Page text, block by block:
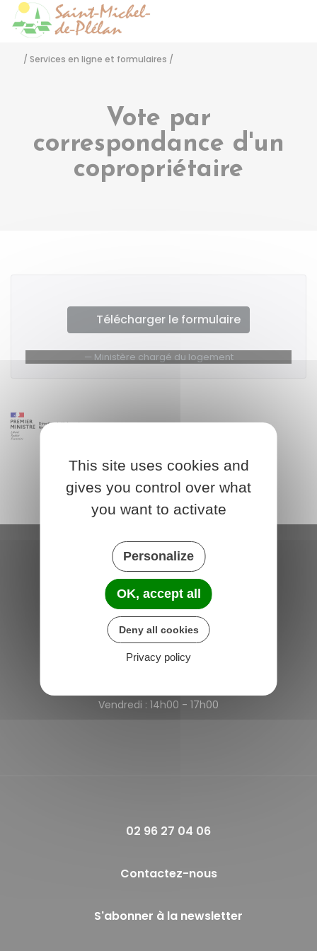
/ Services en ligne et formulaires /
Vote par
correspondance d'un
copropriétaire
Télécharger le formulaire
Ministère chargé du logement
Saint-Michel-de-Plélan
4 rue des Terre Neuvas
22980 Saint-Michel-de-Plélan
France
Horaires de la mairie
Vendredi : 14h00 - 17h00
02 96 27 04 06
Contactez-nous
S'abonner à la newsletter
This site uses cookies and
gives you control over what
you want to activate
Personalize
OK, accept all
Deny all cookies
Privacy policy